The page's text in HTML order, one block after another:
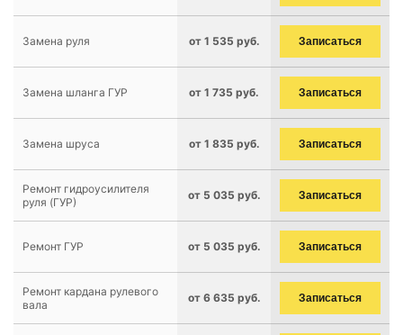
Замена руля от 1 535 руб. Записаться
Замена шланга ГУР от 1 735 руб. Записаться
Замена шруса от 1 835 руб. Записаться
Ремонт гидроусилителя
руля (ГУР)
от 5 035 руб. Записаться
Ремонт ГУР от 5 035 руб. Записаться
Ремонт кардана рулевого
вала
от 6 635 руб. Записаться